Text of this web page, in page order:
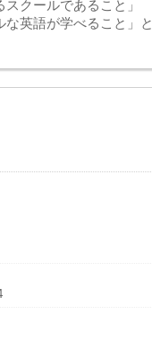
クールであること」
な英語が学べること」と